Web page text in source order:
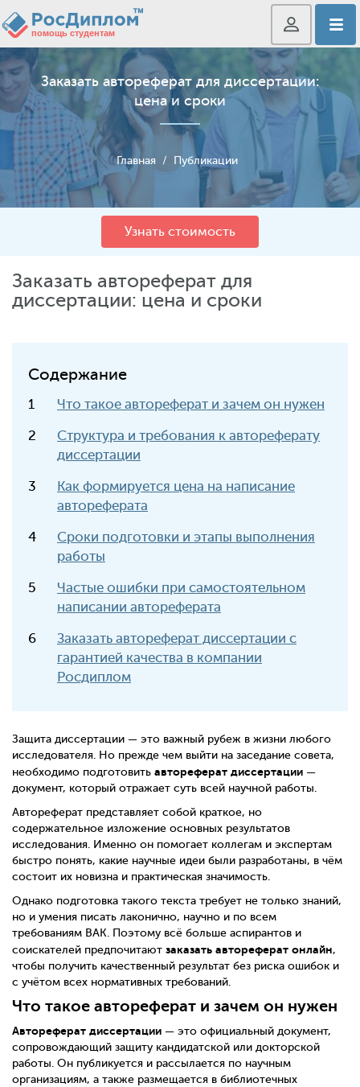
Заказать автореферат для диссертации:
цена и сроки
Главная / Публикации
Узнать стоимость
Заказать автореферат для
диссертации: цена и сроки
Содержание
Что такое автореферат и зачем он нужен
Структура и требования к автореферату
диссертации
Как формируется цена на написание
автореферата
Сроки подготовки и этапы выполнения
работы
Частые ошибки при самостоятельном
написании автореферата
Заказать автореферат диссертации с
гарантией качества в компании
Росдиплом
Защита диссертации — это важный рубеж в жизни любого
исследователя. Но прежде чем выйти на заседание совета,
необходимо подготовить автореферат диссертации —
документ, который отражает суть всей научной работы.
Автореферат представляет собой краткое, но
содержательное изложение основных результатов
исследования. Именно он помогает коллегам и экспертам
быстро понять, какие научные идеи были разработаны, в чём
состоит их новизна и практическая значимость.
Однако подготовка такого текста требует не только знаний,
но и умения писать лаконично, научно и по всем
требованиям ВАК. Поэтому всё больше аспирантов и
соискателей предпочитают заказать автореферат онлайн,
чтобы получить качественный результат без риска ошибок и
с учётом всех нормативных требований.
Что такое автореферат и зачем он нужен
Автореферат диссертации — это официальный документ,
сопровождающий защиту кандидатской или докторской
работы. Он публикуется и рассылается по научным
организациям, а также размещается в библиотечных